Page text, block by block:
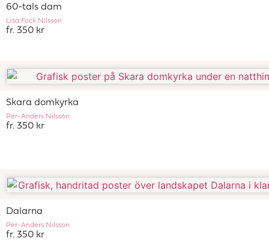
60-tals dam
Lisa Fock Nilsson
fr. 350 kr
Skara domkyrka
Per-Anders Nilsson
fr. 350 kr
Dalarna
Per-Anders Nilsson
fr. 350 kr